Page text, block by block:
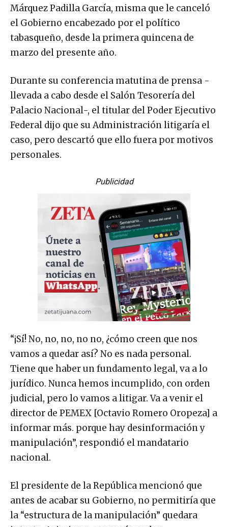
Márquez Padilla García, misma que le canceló
el Gobierno encabezado por el político
tabasqueño, desde la primera quincena de
marzo del presente año.
Durante su conferencia matutina de prensa -
llevada a cabo desde el Salón Tesorería del
Palacio Nacional-, el titular del Poder Ejecutivo
Federal dijo que su Administración litigaría el
caso, pero descartó que ello fuera por motivos
personales.
Publicidad
“¡Sí! No, no, no, no no, ¿cómo creen que nos
vamos a quedar así? No es nada personal.
Tiene que haber un fundamento legal, va a lo
jurídico. Nunca hemos incumplido, con orden
judicial, pero lo vamos a litigar. Va a venir el
director de PEMEX [Octavio Romero Oropeza] a
informar más. porque hay desinformación y
manipulación”, respondió el mandatario
nacional.
El presidente de la República mencionó que
antes de acabar su Gobierno, no permitiría que
la “estructura de la manipulación” quedara